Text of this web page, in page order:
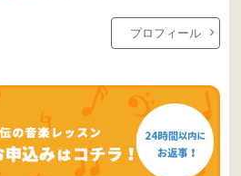
プロフィール